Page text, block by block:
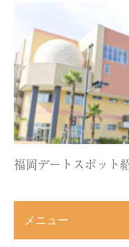
福岡デートスポット
メニュー